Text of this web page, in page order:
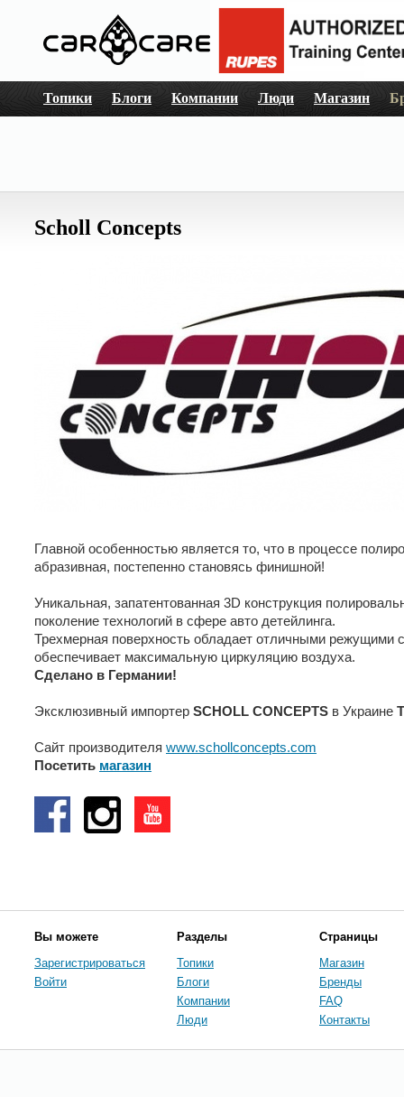
Топики Блоги Компании Люди Магазин
Scholl Concepts
Главной особенностью является то, что в процессе
абразивная, постепенно становясь финишной!
Уникальная, запатентованная 3D конструкция
поколение технологий в сфере авто детейлинга.
Трехмерная поверхность обладает отличными режущими
обеспечивает максимальную циркуляцию воздуха.
Сделано в Германии!
Эксклюзивный импортер SCHOLL CONCEPTS в Украине
Сайт производителя www.schollconcepts.com
Посетить магазин
Вы можете
Зарегистрироваться
Войти
Разделы
Топики
Блоги
Компании
Люди
Страницы
Магазин
Бренды
FAQ
Контакты